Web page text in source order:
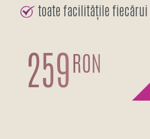
toate facilitățile
259RON